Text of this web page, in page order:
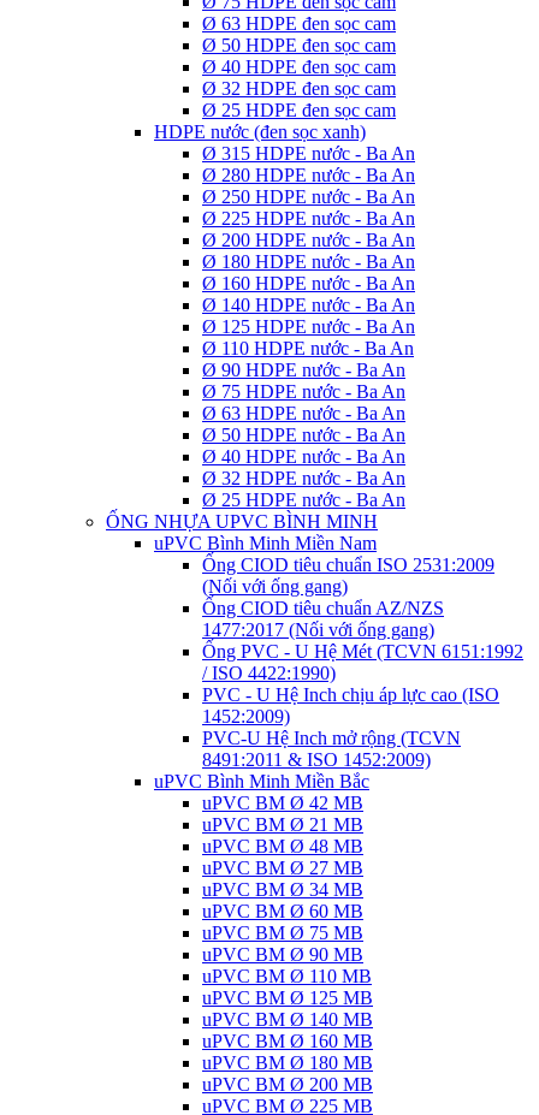
Ø 63 HDPE đen sọc cam
Ø 50 HDPE đen sọc cam
Ø 40 HDPE đen sọc cam
Ø 32 HDPE đen sọc cam
Ø 25 HDPE đen sọc cam
HDPE nước (đen sọc xanh)
Ø 315 HDPE nước - Ba An
Ø 280 HDPE nước - Ba An
Ø 250 HDPE nước - Ba An
Ø 225 HDPE nước - Ba An
Ø 200 HDPE nước - Ba An
Ø 180 HDPE nước - Ba An
Ø 160 HDPE nước - Ba An
Ø 140 HDPE nước - Ba An
Ø 125 HDPE nước - Ba An
Ø 110 HDPE nước - Ba An
Ø 90 HDPE nước - Ba An
Ø 75 HDPE nước - Ba An
Ø 63 HDPE nước - Ba An
Ø 50 HDPE nước - Ba An
Ø 40 HDPE nước - Ba An
Ø 32 HDPE nước - Ba An
Ø 25 HDPE nước - Ba An
ỐNG NHỰA UPVC BÌNH MINH
uPVC Bình Minh Miền Nam
Ống CIOD tiêu chuẩn ISO 2531:2009
(Nối với ống gang)
Ống CIOD tiêu chuẩn AZ/NZS
1477:2017 (Nối với ống gang)
Ống PVC - U Hệ Mét (TCVN 6151:1992
/ ISO 4422:1990)
PVC - U Hệ Inch chịu áp lực cao (ISO
1452:2009)
PVC-U Hệ Inch mở rộng (TCVN
8491:2011 & ISO 1452:2009)
uPVC Bình Minh Miền Bắc
uPVC BM Ø 42 MB
uPVC BM Ø 21 MB
uPVC BM Ø 48 MB
uPVC BM Ø 27 MB
uPVC BM Ø 34 MB
uPVC BM Ø 60 MB
uPVC BM Ø 75 MB
uPVC BM Ø 90 MB
uPVC BM Ø 110 MB
uPVC BM Ø 125 MB
uPVC BM Ø 140 MB
uPVC BM Ø 160 MB
uPVC BM Ø 180 MB
uPVC BM Ø 200 MB
uPVC BM Ø 225 MB